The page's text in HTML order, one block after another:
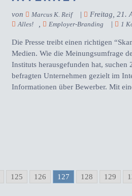
von Marcus K. Reif | Freitag, 21.
Alles! Employer-Branding | 1
Die Presse treibt einen richtigen
Medien. Wie die Meinungsumfrage
Instituts herausgefunden hat, suchen
befragten Unternehmen gezielt im
Informationen über Bewerber. Mit
125 126 127 128 129